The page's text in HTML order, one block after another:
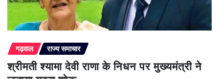
गढ़वाल राज्य समाचार
श्रीमती श्यामा देवी राणा के निधन पर मुख्यमंत्री ने